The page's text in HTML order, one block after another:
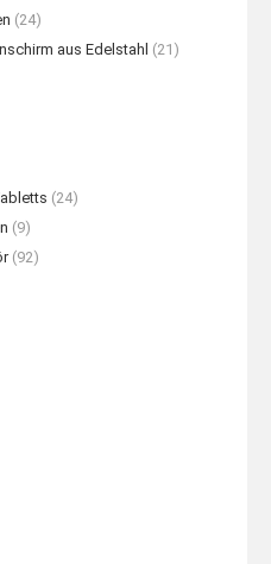
(24)
aus Edelstahl (21)
(24)
(9)
(92)